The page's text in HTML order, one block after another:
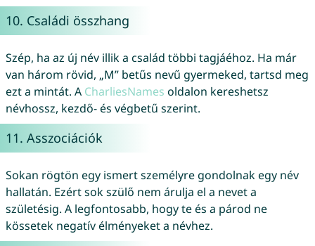
10. Családi összhang
Szép, ha az új név illik a család többi tagjáéhoz. Ha már
van három rövid, „M” betűs nevű gyermeked, tartsd meg
ezt a mintát. A CharliesNames oldalon kereshetsz
névhossz, kezdő- és végbetű szerint.
11. Asszociációk
Sokan rögtön egy ismert személyre gondolnak egy név
hallatán. Ezért sok szülő nem árulja el a nevet a
születésig. A legfontosabb, hogy te és a párod ne
kössetek negatív élményeket a névhez.